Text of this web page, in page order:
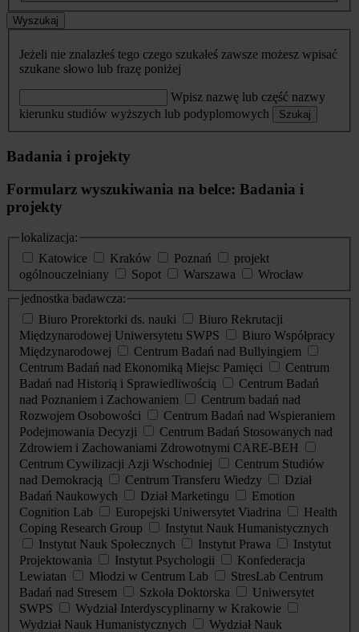
Wyszukaj
Jeżeli nie znalazłeś tego czego szukałeś zawsze możesz wpisać
szukane słowo lub frazę poniżej
Wpisz nazwę lub część nazwy
kierunku studiów wyższych lub podyplomowych
Szukaj
Badania i projekty
Formularz wyszukiwania na belce: Badania i
projekty
lokalizacja:
Katowice
Kraków Poznań
projekt
ogólnouczelniany
Sopot Warszawa
Wrocław
jednostka badawcza:
Biuro Prorektorki ds. nauki
Biuro Rekrutacji
Międzynarodowej Uniwersytetu SWPS
Biuro Współpracy
Międzynarodowej
Centrum Badań nad Bullyingiem
Centrum Badań nad Ekonomiką Miejsc Pamięci
Centrum
Badań nad Historią i Sprawiedliwością
Centrum Badań
nad Poznaniem i Zachowaniem
Centrum badań nad
Rozwojem Osobowości
Centrum Badań nad Wspieraniem
Podejmowania Decyzji
Centrum Badań Stosowanych nad
Zdrowiem i Zachowaniami Zdrowotnymi CARE-BEH
Centrum Cywilizacji Azji Wschodniej
Centrum Studiów
nad Demokracją
Centrum Transferu Wiedzy
Dział
Badań Naukowych
Dział Marketingu
Emotion
Cognition Lab
Europejski Uniwersytet Viadrina
Health
Coping Research Group
Instytut Nauk Humanistycznych
Instytut Nauk Społecznych
Instytut Prawa
Instytut
Projektowania
Instytut Psychologii
Konfederacja
Lewiatan
Młodzi w Centrum Lab
StresLab Centrum
Badań nad Stresem
Szkoła Doktorska
Uniwersytet
SWPS
Wydział Interdyscyplinarny w Krakowie
Wydział Nauk Humanistycznych
Wydział Nauk